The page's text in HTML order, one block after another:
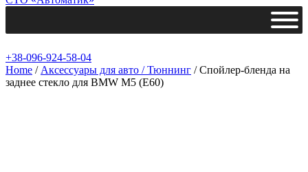
+38-096-924-58-04
Home / Аксессуары для авто / Тюннинг / Спойлер-бленда на
заднее стекло для BMW M5 (E60)